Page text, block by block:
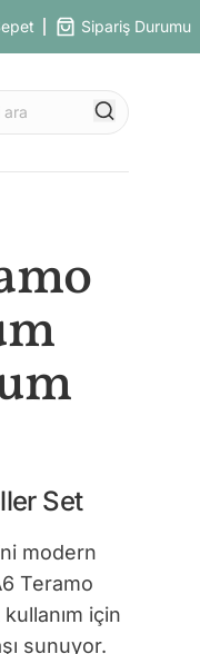
Sipariş Durumu
Set
modern
Teramo
için
sunuyor.